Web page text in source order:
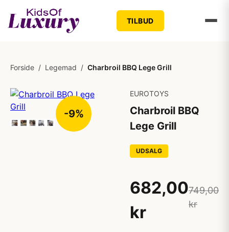
TILBUD
Forside / Legemad / Charbroil BBQ Lege Grill
-9%
EUROTOYS
Charbroil BBQ
Lege Grill
UDSALG
682,00
kr
749,00
kr